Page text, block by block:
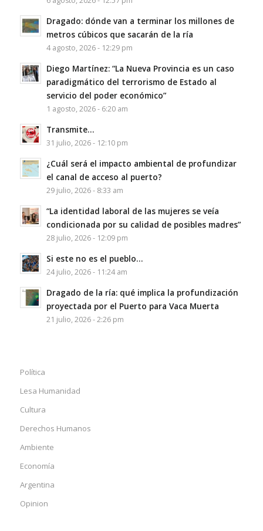
Dragado: dónde van a terminar los millones de
metros cúbicos que sacarán de la ría
4 agosto, 2026 - 12:29 pm
Diego Martínez: “La Nueva Provincia es un caso
paradigmático del terrorismo de Estado al
servicio del poder económico”
1 agosto, 2026 - 6:20 am
Transmite…
31 julio, 2026 - 12:10 pm
¿Cuál será el impacto ambiental de profundizar
el canal de acceso al puerto?
29 julio, 2026 - 8:33 am
“La identidad laboral de las mujeres se veía
condicionada por su calidad de posibles madres”
28 julio, 2026 - 12:09 pm
Si este no es el pueblo…
24 julio, 2026 - 11:24 am
Dragado de la ría: qué implica la profundización
proyectada por el Puerto para Vaca Muerta
21 julio, 2026 - 2:26 pm
Política
Lesa Humanidad
Cultura
Derechos Humanos
Ambiente
Economía
Argentina
Opinion